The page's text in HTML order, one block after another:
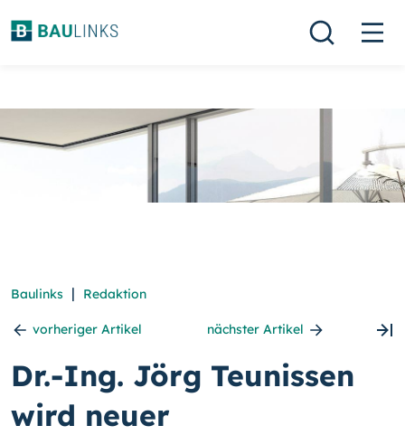
Baulinks | Redaktion
vorheriger Artikel nächster Artikel
Dr.-Ing. Jörg Teunissen
wird neuer